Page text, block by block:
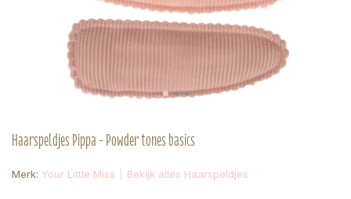
Haarspeldjes Pippa - Powder tones basics
Merk: Your Little Miss Bekijk alles Haarspeldjes